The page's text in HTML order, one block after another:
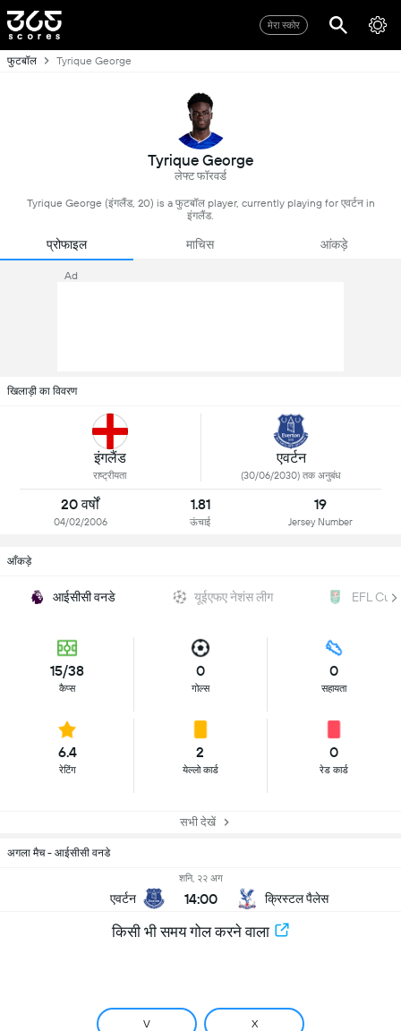
मेरा स्कोर
फुटबॉल Tyrique George
Tyrique George
लेफ्ट फॉरवर्ड
Tyrique George (इंगलैंड, 20) is a फुटबॉल player, currently playing for एवर्टन in
इंगलैंड.
प्रोफाइल माचिस आंकड़े
Ad
खिलाड़ी का विवरण
इंगलैंड
राष्ट्रीयता
एवर्टन
(30/06/2030) तक अनुबंध
20 वर्षों
04/02/2006
1.81
ऊंचाई
19
Jersey Number
आँकड़े
आईसीसी वनडे यूईएफए नेशंस लीग EFL Cup
15/38
कैप्स
0
गोल्स
0
सहायता
6.4
रेटिंग
2
येल्लो कार्ड
0
रेड कार्ड
सभी देखें
अगला मैच - आईसीसी वनडे
एवर्टन
शनि, २२ अग
14:00 क्रिस्टल पैलेस
किसी भी समय गोल करने वाला
V X